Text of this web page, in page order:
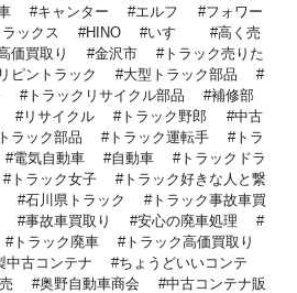
キャンター エルフ
フォワー
ックス HINO いすゞ
高く売
価買取り 金沢市
トラック売りた
ピントラック
大型トラック部品
トラックリサイクル部品
補修部
リサイクル トラック野郎
中古
ラック部品 トラック運転手
トラ
電気自動車 自動車
トラックドラ
トラック女子
トラック好きな人と繋
石川県トラック
トラック事故車買
事故車買取り
安心の廃車処理
トラック廃車
トラック高価買取り
中古コンテナ
ちょうどいいコンテ
奥野自動車商会
中古コンテナ販